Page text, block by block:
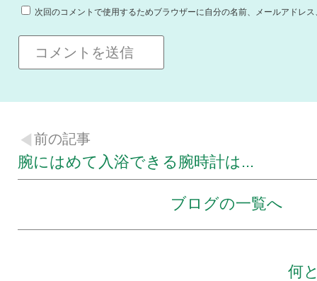
次回のコメントで使用するためブラウザーに自分の名前、メールアドレ
前の記事
腕にはめて入浴できる腕時計は...
ブログの一覧へ
何